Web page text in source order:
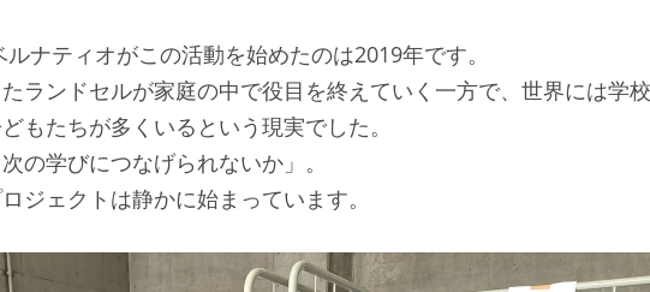
ナティオがこの活動を始めたのは2019年です。
ランドセルが家庭の中で役目を終えていく一方で、世界には学
もたちが多くいるという現実でした。
の学びにつなげられないか」。
ジェクトは静かに始まっています。